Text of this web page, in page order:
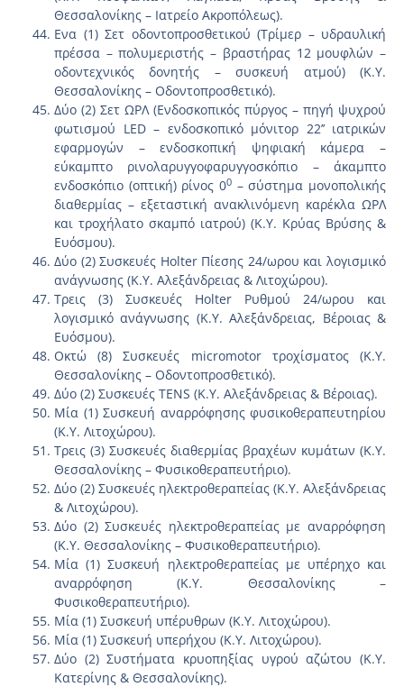
Θεσσαλονίκης – Ιατρείο Ακροπόλεως).
Ενα (1) Σετ οδοντοπροσθετικού (Τρίμερ – υδραυλική
πρέσσα – πολυμεριστής – βραστήρας 12 μουφλών –
οδοντεχνικός δονητής – συσκευή ατμού) (Κ.Υ.
Θεσσαλονίκης – Οδοντοπροσθετικό).
Δύο (2) Σετ ΩΡΛ (Ενδοσκοπικός πύργος – πηγή ψυχρού
φωτισμού LED – ενδοσκοπικό μόνιτορ 22’’ ιατρικών
εφαρμογών – ενδοσκοπική ψηφιακή κάμερα –
εύκαμπτο ρινολαρυγγοφαρυγγοσκόπιο – άκαμπτο
ενδοσκόπιο (οπτική) ρίνος 00 – σύστημα μονοπολικής
διαθερμίας – εξεταστική ανακλινόμενη καρέκλα ΩΡΛ
και τροχήλατο σκαμπό ιατρού) (Κ.Υ. Κρύας Βρύσης &
Ευόσμου).
Δύο (2) Συσκευές Holter Πίεσης 24/ωρου και λογισμικό
ανάγνωσης (Κ.Υ. Αλεξάνδρειας & Λιτοχώρου).
Τρεις (3) Συσκευές Holter Ρυθμού 24/ωρου και
λογισμικό ανάγνωσης (Κ.Υ. Αλεξάνδρειας, Βέροιας &
Ευόσμου).
Οκτώ (8) Συσκευές micromotor τροχίσματος (Κ.Υ.
Θεσσαλονίκης – Οδοντοπροσθετικό).
Δύο (2) Συσκευές TENS (Κ.Υ. Αλεξάνδρειας & Βέροιας).
Μία (1) Συσκευή αναρρόφησης φυσικοθεραπευτηρίου
(Κ.Υ. Λιτοχώρου).
Τρεις (3) Συσκευές διαθερμίας βραχέων κυμάτων (Κ.Υ.
Θεσσαλονίκης – Φυσικοθεραπευτήριο).
Δύο (2) Συσκευές ηλεκτροθεραπείας (Κ.Υ. Αλεξάνδρειας
& Λιτοχώρου).
Δύο (2) Συσκευές ηλεκτροθεραπείας με αναρρόφηση
(Κ.Υ. Θεσσαλονίκης – Φυσικοθεραπευτήριο).
Μία (1) Συσκευή ηλεκτροθεραπείας με υπέρηχο και
αναρρόφηση (Κ.Υ. Θεσσαλονίκης –
Φυσικοθεραπευτήριο).
Μία (1) Συσκευή υπέρυθρων (Κ.Υ. Λιτοχώρου).
Μία (1) Συσκευή υπερήχου (Κ.Υ. Λιτοχώρου).
Δύο (2) Συστήματα κρυοπηξίας υγρού αζώτου (Κ.Υ.
Κατερίνης & Θεσσαλονίκης).